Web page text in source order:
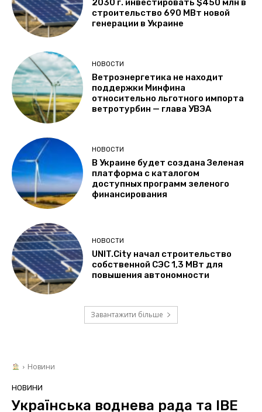
строительство 690 МВт новой
генерации в Украине
НОВОСТИ
Ветроэнергетика не находит
поддержки Минфина
относительно льготного импорта
ветротурбин — глава УВЭА
НОВОСТИ
В Украине будет создана Зеленая
платформа с каталогом
доступных программ зеленого
финансирования
НОВОСТИ
UNIT.City начал строительство
собственной СЭС 1,3 МВт для
повышения автономности
Завантажити більше